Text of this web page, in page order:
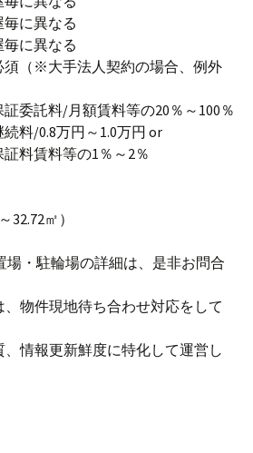
異なる
に異なる
（※大手法人契約の場合、例外
託料/月額賃料等の20％～100％
/0.8万円～1.0万円 or
賃料等の1％～2％
32.72㎡）
・駐輪場の詳細は、是非お問合
物件現地待ち合わせ対応をして
情報更新鮮度に特化して運営し